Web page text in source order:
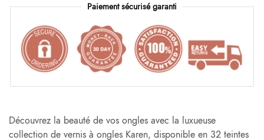
Paiement sécurisé garanti
Découvrez la beauté de vos ongles avec la luxueuse
collection de vernis à ongles Karen, disponible en 32 teintes